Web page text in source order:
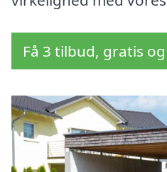
Få 3 tilbud, gratis